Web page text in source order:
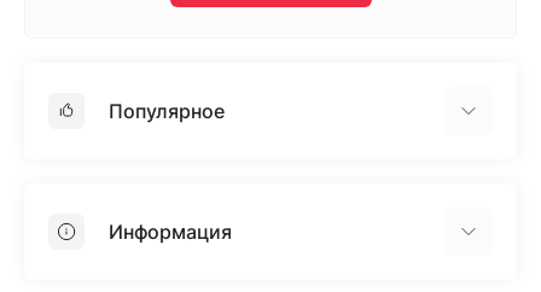
Популярное
ПенопластИнформация